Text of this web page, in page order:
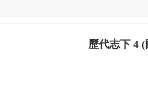
歷代志下 4 (